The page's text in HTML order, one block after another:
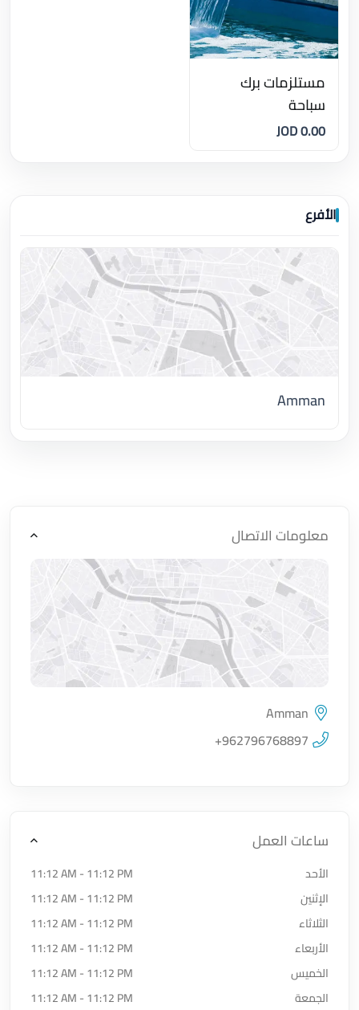
مستلزمات برك
سباحة
0.00 JOD
الأفرع
Amman
معلومات الاتصال
اضغط لتحميل الموقع
Amman
+962796768897
ساعات العمل
الأحد
11:12 AM - 11:12 PM
الإثنين
11:12 AM - 11:12 PM
الثلاثاء
11:12 AM - 11:12 PM
الأربعاء
11:12 AM - 11:12 PM
الخميس
11:12 AM - 11:12 PM
الجمعة
11:12 AM - 11:12 PM